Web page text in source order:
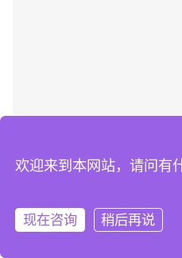
注册
欢迎来到本网站，请问有
现在咨询 稍后再说